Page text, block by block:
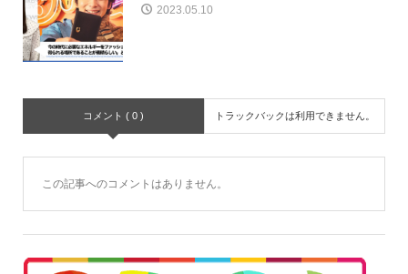
2023.05.10
コメント ( 0 ) トラックバックは利用できません。
この記事へのコメントはありません。